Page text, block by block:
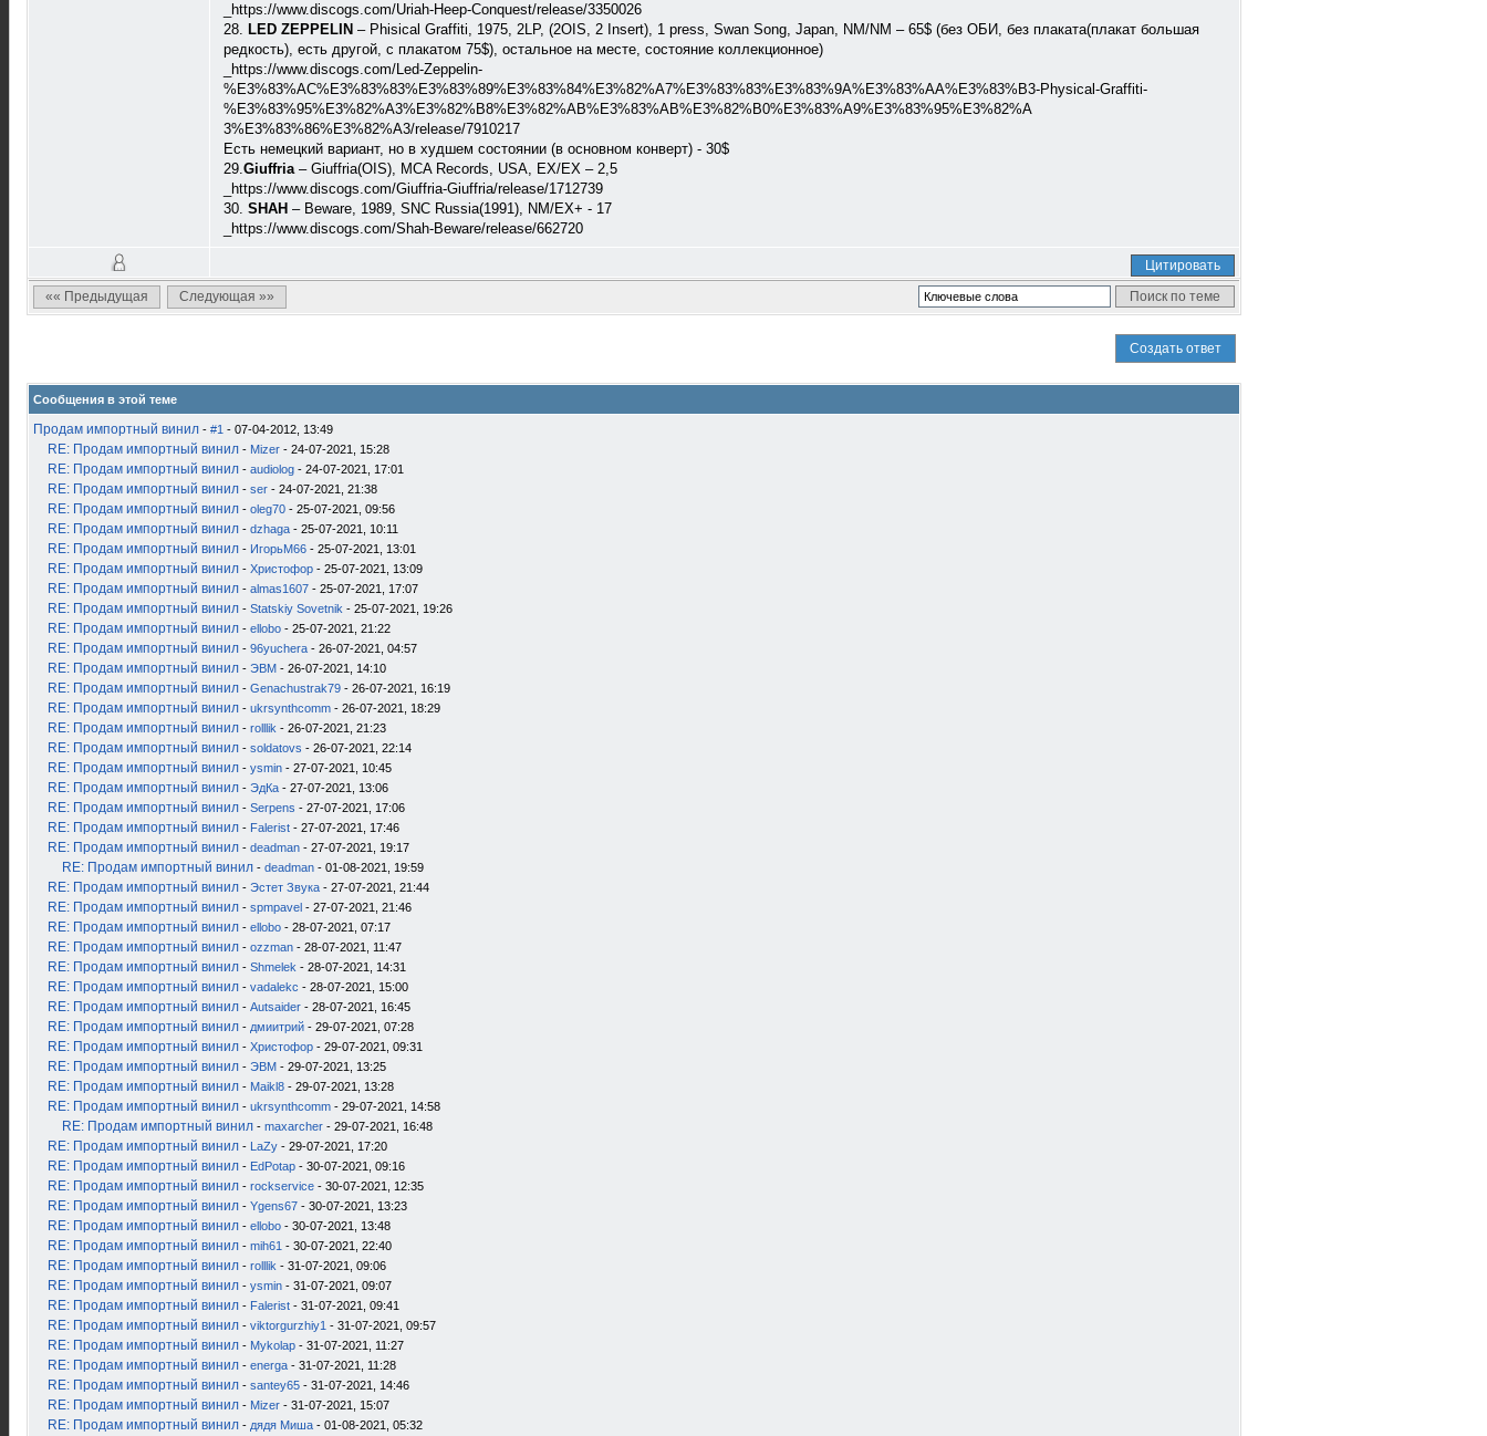
_https://www.discogs.com/Uriah-Heep-Conquest/release/3350026
28. LED ZEPPELIN – Phisical Graffiti, 1975, 2LP, (2OIS, 2 Insert), 1 press, Swan Song, Japan, NM/NM – 65$ (без ОБИ, без плаката(плакат большая
редкость), есть другой, с плакатом 75$), остальное на месте, состояние коллекционное)
_https://www.discogs.com/Led-Zeppelin-
%E3%83%AC%E3%83%83%E3%83%89%E3%83%84%E3%82%A7%E3%83%83%E3%83%9A%E3%83%AA%E3%83%B​​​​​​​3-Physical-Graffiti-
%E3%83%95%E3%82%A3%E3%82%B8%E3%82%AB%E3%83%AB%E3%82%B0%E3%83%A9%E3%83%95%E3%82%A​​​​​​​
3%E3%83%86%E3%82%A3/release/7910217
Есть немецкий вариант, но в худшем состоянии (в основном конверт) - 30$
29.Giuffria– Giuffria(OIS), MCA Records, USA, EX/EX – 2,5
_https://www.discogs.com/Giuffria-Giuffria/release/1712739
30. SHAH – Beware, 1989, SNC Russia(1991), NM/EX+ - 17
_https://www.discogs.com/Shah-Beware/release/662720
Цитировать
«« Предыдущая
Следующая »»
Создать ответ
Сообщения в этой теме
Продам импортный винил - #1 - 07-04-2012, 13:49
RE: Продам импортный винил - Mizer - 24-07-2021, 15:28
RE: Продам импортный винил - audiolog - 24-07-2021, 17:01
RE: Продам импортный винил - ser - 24-07-2021, 21:38
RE: Продам импортный винил - oleg70 - 25-07-2021, 09:56
RE: Продам импортный винил - dzhaga - 25-07-2021, 10:11
RE: Продам импортный винил - ИгорьМ66 - 25-07-2021, 13:01
RE: Продам импортный винил - Христофор - 25-07-2021, 13:09
RE: Продам импортный винил - almas1607 - 25-07-2021, 17:07
RE: Продам импортный винил - Statskiy Sovetnik - 25-07-2021, 19:26
RE: Продам импортный винил - ellobo - 25-07-2021, 21:22
RE: Продам импортный винил - 96yuchera - 26-07-2021, 04:57
RE: Продам импортный винил - ЭВМ - 26-07-2021, 14:10
RE: Продам импортный винил - Genachustrak79 - 26-07-2021, 16:19
RE: Продам импортный винил - ukrsynthcomm - 26-07-2021, 18:29
RE: Продам импортный винил - rolllik - 26-07-2021, 21:23
RE: Продам импортный винил - soldatovs - 26-07-2021, 22:14
RE: Продам импортный винил - ysmin - 27-07-2021, 10:45
RE: Продам импортный винил - ЭдКа - 27-07-2021, 13:06
RE: Продам импортный винил - Serpens - 27-07-2021, 17:06
RE: Продам импортный винил - Falerist - 27-07-2021, 17:46
RE: Продам импортный винил - deadman - 27-07-2021, 19:17
RE: Продам импортный винил - deadman - 01-08-2021, 19:59
RE: Продам импортный винил - Эстет Звука - 27-07-2021, 21:44
RE: Продам импортный винил - spmpavel - 27-07-2021, 21:46
RE: Продам импортный винил - ellobo - 28-07-2021, 07:17
RE: Продам импортный винил - ozzman - 28-07-2021, 11:47
RE: Продам импортный винил - Shmelek - 28-07-2021, 14:31
RE: Продам импортный винил - vadalekc - 28-07-2021, 15:00
RE: Продам импортный винил - Autsaider - 28-07-2021, 16:45
RE: Продам импортный винил - дмиитрий - 29-07-2021, 07:28
RE: Продам импортный винил - Христофор - 29-07-2021, 09:31
RE: Продам импортный винил - ЭВМ - 29-07-2021, 13:25
RE: Продам импортный винил - Maikl8 - 29-07-2021, 13:28
RE: Продам импортный винил - ukrsynthcomm - 29-07-2021, 14:58
RE: Продам импортный винил - maxarcher - 29-07-2021, 16:48
RE: Продам импортный винил - LaZy - 29-07-2021, 17:20
RE: Продам импортный винил - EdPotap - 30-07-2021, 09:16
RE: Продам импортный винил - rockservice - 30-07-2021, 12:35
RE: Продам импортный винил - Ygens67 - 30-07-2021, 13:23
RE: Продам импортный винил - ellobo - 30-07-2021, 13:48
RE: Продам импортный винил - mih61 - 30-07-2021, 22:40
RE: Продам импортный винил - rolllik - 31-07-2021, 09:06
RE: Продам импортный винил - ysmin - 31-07-2021, 09:07
RE: Продам импортный винил - Falerist - 31-07-2021, 09:41
RE: Продам импортный винил - viktorgurzhiy1 - 31-07-2021, 09:57
RE: Продам импортный винил - Mykolap - 31-07-2021, 11:27
RE: Продам импортный винил - energa - 31-07-2021, 11:28
RE: Продам импортный винил - santey65 - 31-07-2021, 14:46
RE: Продам импортный винил - Mizer - 31-07-2021, 15:07
RE: Продам импортный винил - дядя Миша - 01-08-2021, 05:32